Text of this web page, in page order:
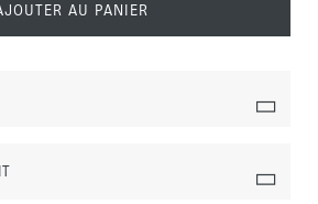
AU PANIER